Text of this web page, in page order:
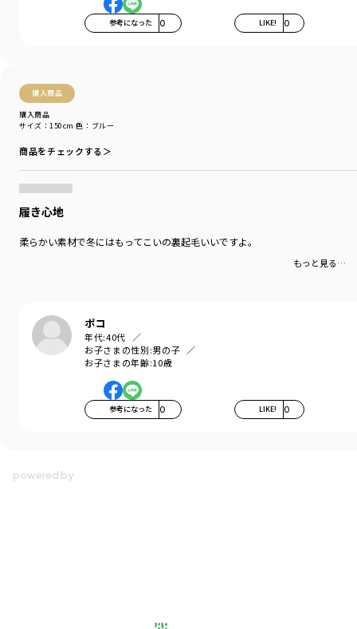
参考になった 0 LIKE! 0
購入商品
購入商品
サイズ：150cm 色：ブルー
商品をチェックする＞
履き心地
柔らかい素材で冬にはもってこいの裏起毛いいですよ。
もっと見る…
ポコ
年代:40代
お子さまの性別:男の子
お子さまの年齢:10歳
参考になった 0 LIKE! 0